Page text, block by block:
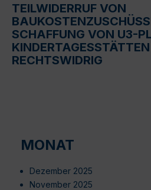
TEILWIDERRUF VON
SCHAFFUNG VON U3-
RECHTSWIDRIG
MONAT
Dezember 2025
November 2025